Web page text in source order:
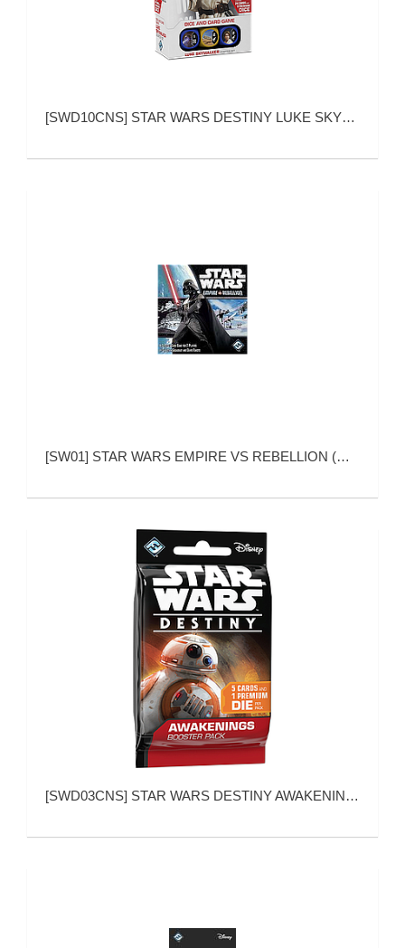
[SWD10CNS] STAR WARS DESTINY LUKE SKYWALKER STARTER SET (星球大战：命运 卢克·天行者 基础包)
[SW01] STAR WARS EMPIRE VS REBELLION (星球大战：帝国对反抗军)
[SWD03CNS] STAR WARS DESTINY AWAKENINGS BOOSTER PACK (星球大战：命运 觉醒 补充包)